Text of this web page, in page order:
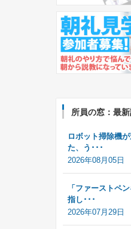
所員の窓：最
ロボット掃除機
た、う･･･
2026年08月05日
「ファーストペ
指し･･･
2026年07月29日